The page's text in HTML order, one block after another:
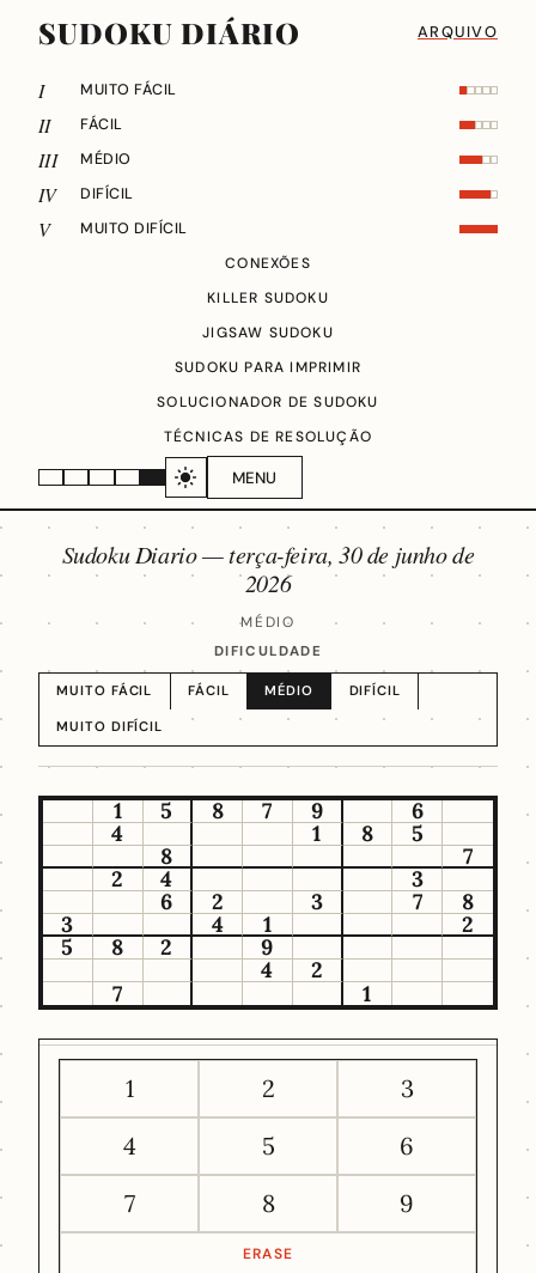
SUDOKU DIÁRIO ARQUIVO
MENU
I MUITO FÁCIL
II FÁCIL
III MÉDIO
IV DIFÍCIL
V
MUITO DIFÍCIL
CONEXÕES
KILLER SUDOKU
JIGSAW SUDOKU
SUDOKU PARA IMPRIMIR
SOLUCIONADOR DE SUDOKU
TÉCNICAS DE RESOLUÇÃO
Sudoku Diario —terça-feira, 30 de junho de
2026
MÉDIO
DIFICULDADE
MUITO FÁCIL FÁCIL MÉDIO DIFÍCIL
MUITO DIFÍCIL
1 5 8 7 9
6
4
1 8
5
8
7
2
4
3
6
2 3 7
8
3
4 1
2
5
8 2
9
4
2
7
1
1 2
3
4
5
6
7
8 9
ERASE